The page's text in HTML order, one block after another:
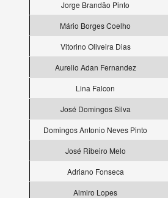
Jorge Brandão Pinto
Mário Borges Coelho
Vitorino Oliveira Dias
Aurelio Adan Fernandez
Lina Falcon
José Domingos Silva
Domingos Antonio Neves Pinto
José Ribeiro Melo
Adriano Fonseca
Almiro Lopes